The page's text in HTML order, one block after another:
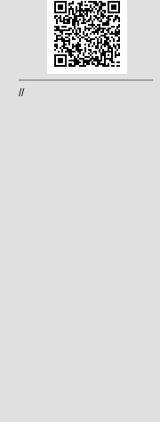
//